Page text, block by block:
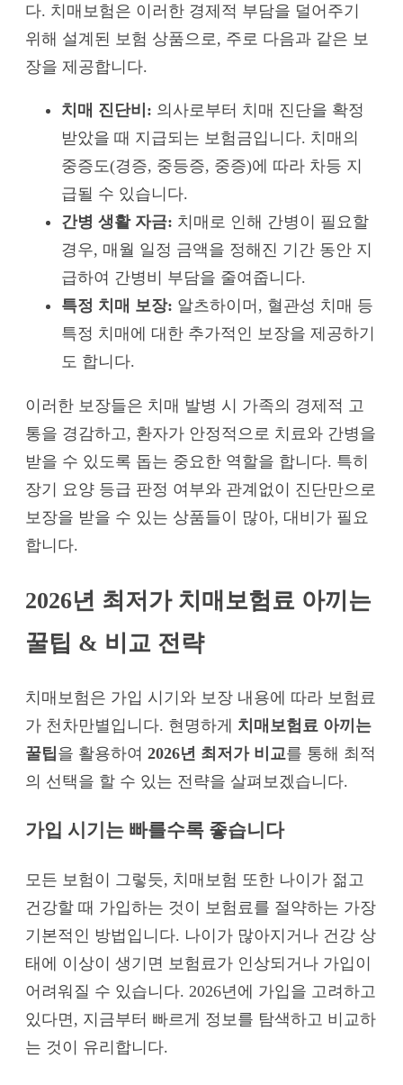
다. 치매보험은 이러한 경제적 부담을 덜어주기
위해 설계된 보험 상품으로, 주로 다음과 같은 보
장을 제공합니다.
치매 진단비: 의사로부터 치매 진단을 확정
받았을 때 지급되는 보험금입니다. 치매의
중증도(경증, 중등증, 중증)에 따라 차등 지
급될 수 있습니다.
간병 생활 자금: 치매로 인해 간병이 필요할
경우, 매월 일정 금액을 정해진 기간 동안 지
급하여 간병비 부담을 줄여줍니다.
특정 치매 보장: 알츠하이머, 혈관성 치매 등
특정 치매에 대한 추가적인 보장을 제공하기
도 합니다.
이러한 보장들은 치매 발병 시 가족의 경제적 고
통을 경감하고, 환자가 안정적으로 치료와 간병을
받을 수 있도록 돕는 중요한 역할을 합니다. 특히
장기 요양 등급 판정 여부와 관계없이 진단만으로
보장을 받을 수 있는 상품들이 많아, 대비가 필요
합니다.
2026년 최저가 치매보험료 아끼는
꿀팁 & 비교 전략
치매보험은 가입 시기와 보장 내용에 따라 보험료
가 천차만별입니다. 현명하게 치매보험료 아끼는
꿀팁을 활용하여 2026년 최저가 비교를 통해 최적
의 선택을 할 수 있는 전략을 살펴보겠습니다.
가입 시기는 빠를수록 좋습니다
모든 보험이 그렇듯, 치매보험 또한 나이가 젊고
건강할 때 가입하는 것이 보험료를 절약하는 가장
기본적인 방법입니다. 나이가 많아지거나 건강 상
태에 이상이 생기면 보험료가 인상되거나 가입이
어려워질 수 있습니다. 2026년에 가입을 고려하고
있다면, 지금부터 빠르게 정보를 탐색하고 비교하
는 것이 유리합니다.